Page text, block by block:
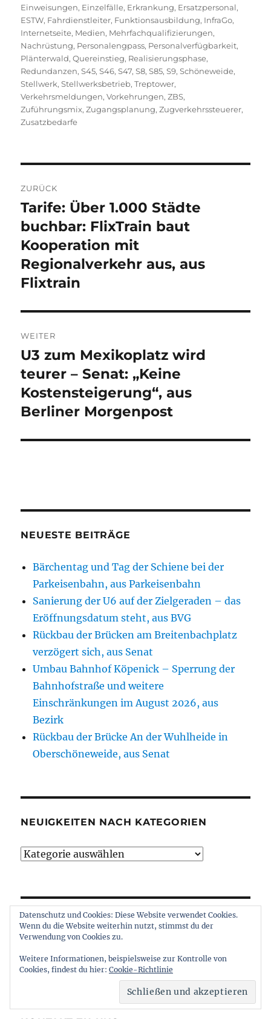
Einweisungen, Einzelfälle, Erkrankung, Ersatzpersonal,
ESTW, Fahrdienstleiter, Funktionsausbildung, InfraGo,
Internetseite, Medien, Mehrfachqualifizierungen,
Nachrüstung, Personalengpass, Personalverfügbarkeit,
Plänterwald,Quereinstieg, Realisierungsphase,
Redundanzen,S45,S46,S47,S8,S85,S9,Schöneweide,
Stellwerk,Stellwerksbetrieb,Treptower,
Verkehrsmeldungen,Vorkehrungen,ZBS,
Zuführungsmix,Zugangsplanung,Zugverkehrssteuerer,
Zusatzbedarfe
ZURÜCK
Vorheriger
Beitrag:
Tarife: Über 1.000 Städte
buchbar: FlixTrain baut
Kooperation mit
Regionalverkehr aus, aus
Flixtrain
WEITER
Nächster
Beitrag:
U3 zum Mexikoplatz wird
teurer – Senat: „Keine
Kostensteigerung“, aus
Berliner Morgenpost
NEUESTE BEITRÄGE
Bärchentag und Tag der Schiene bei der
Parkeisenbahn, aus Parkeisenbahn
Sanierung der U6 auf der Zielgeraden – das
Eröffnungsdatum steht, aus BVG
Rückbau der Brücken am Breitenbachplatz
verzögert sich, aus Senat
Umbau Bahnhof Köpenick – Sperrung der
Bahnhofstraße und weitere
Einschränkungen im August 2026, aus
Bezirk
Rückbau der Brücke An der Wuhlheide in
Oberschöneweide, aus Senat
NEUIGKEITEN NACH KATEGORIEN
Neuigkeiten
NEUIGKEITEN NACH MONATEN
Neuigkeiten
nach
Datenschutz und Cookies: Diese Website verwendet Cookies.
Wenn du die Website weiterhin nutzt, stimmst du der
Verwendung von Cookies zu.
Weitere Informationen, beispielsweise zur Kontrolle von
Cookies, findest du hier: Cookie-Richtlinie